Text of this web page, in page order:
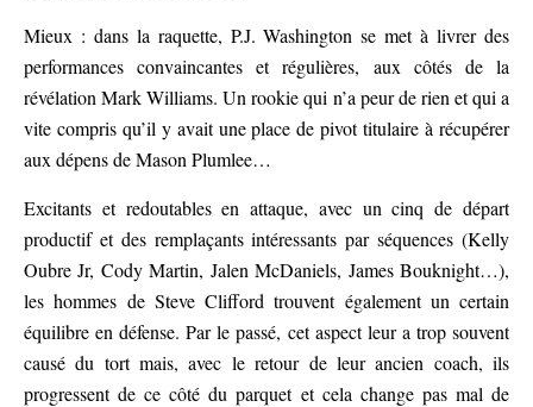
Mieux : dans la raquette, P.J. Washington se met à livrer des
performances convaincantes et régulières, aux côtés de la
révélation Mark Williams. Un rookie qui n’a peur de rien et qui a
vite compris qu’il y avait une place de pivot titulaire à récupérer
aux dépens de Mason Plumlee…
Excitants et redoutables en attaque, avec un cinq de départ
productif et des remplaçants intéressants par séquences (Kelly
Oubre Jr, Cody Martin, Jalen McDaniels, James Bouknight…),
les hommes de Steve Clifford trouvent également un certain
équilibre en défense. Par le passé, cet aspect leur a trop souvent
causé du tort mais, avec le retour de leur ancien coach, ils
progressent de ce côté du parquet et cela change pas mal de